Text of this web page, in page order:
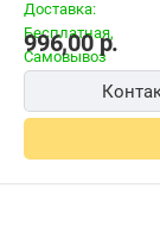
996,00р.